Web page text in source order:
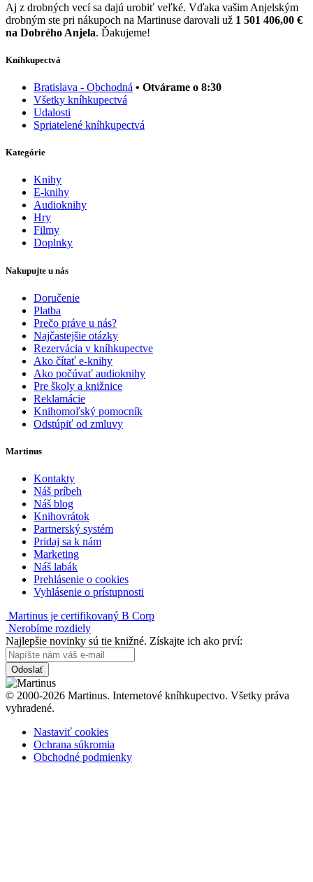
Aj z drobných vecí sa dajú urobiť veľké. Vďaka vašim Anjelským
drobným ste pri nákupoch na Martinuse darovali už 1 501 406,00 €
na Dobrého Anjela. Ďakujeme!
Kníhkupectvá
Bratislava - Obchodná • Otvárame o 8:30
Všetky kníhkupectvá
Udalosti
Spriatelené kníhkupectvá
Kategórie
Knihy
E-knihy
Audioknihy
Hry
Filmy
Doplnky
Nakupujte u nás
Doručenie
Platba
Prečo práve u nás?
Najčastejšie otázky
Rezervácia v kníhkupectve
Ako čítať e-knihy
Ako počúvať audioknihy
Pre školy a knižnice
Reklamácie
Knihomoľský pomocník
Odstúpiť od zmluvy
Martinus
Kontakty
Náš príbeh
Náš blog
Knihovrátok
Partnerský systém
Pridaj sa k nám
Marketing
Náš labák
Prehlásenie o cookies
Vyhlásenie o prístupnosti
Martinus je certifikovaný B Corp
Nerobíme rozdiely
Najlepšie novinky sú tie knižné. Získajte ich ako prví:
Odoslať
© 2000-2026 Martinus. Internetové kníhkupectvo. Všetky práva
vyhradené.
Nastaviť cookies
Ochrana súkromia
Obchodné podmienky